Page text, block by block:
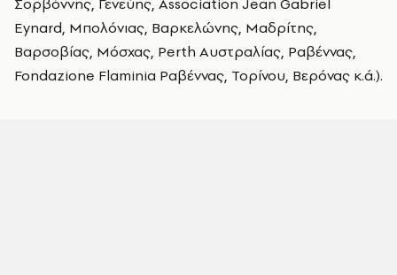
Eynard, Μπολόνιας, Βαρκελώνης, Μαδρίτης,
Βαρσοβίας, Μόσχας, Perth Αυστραλίας, Ραβέννας,
Fondazione Flaminia Ραβέννας, Τορίνου, Bερόνας κ.ά.).